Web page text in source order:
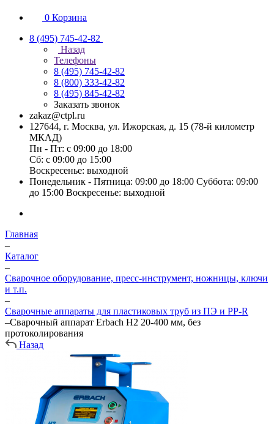
0 Корзина
8 (495) 745-42-82
Назад
Телефоны
8 (495) 745-42-82
8 (800) 333-42-82
8 (495) 845-42-82
Заказать звонок
zakaz@ctpl.ru
127644, г. Москва, ул. Ижорская, д. 15 (78-й километр
МКАД)
Пн - Пт: с 09:00 до 18:00
Сб: с 09:00 до 15:00
Воскресенье: выходной
Понедельник - Пятница: 09:00 до 18:00 Суббота: 09:00
до 15:00 Воскресенье: выходной
Главная
–
Каталог
–
Сварочное оборудование, пресс-инструмент, ножницы, ключи
и т.п.
–
Сварочные аппараты для пластиковых труб из ПЭ и PP-R
–Сварочный аппарат Erbach H2 20-400 мм, без
протоколирования
Назад